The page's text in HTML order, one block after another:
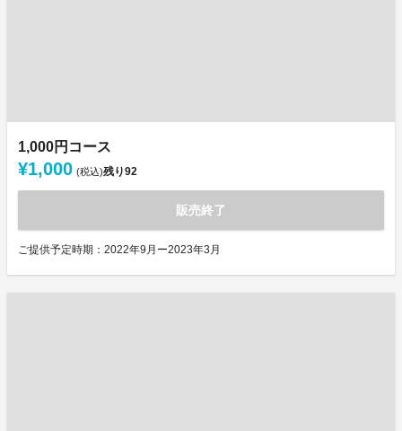
1,000円コース
¥1,000 (税込)残り92
販売終了
ご提供予定時期：2022年9月ー2023年3月